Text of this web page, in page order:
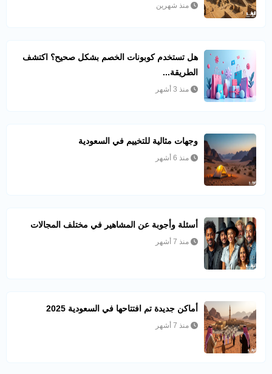
منذ شهرين
هل تستخدم كوبونات الخصم بشكل صحيح؟ اكتشف
الطريقة...
منذ 3 أشهر
وجهات مثالية للتخييم في السعودية
منذ 6 أشهر
أسئلة وأجوبة عن المشاهير في مختلف المجالات
منذ 7 أشهر
أماكن جديدة تم افتتاحها في السعودية 2025
منذ 7 أشهر